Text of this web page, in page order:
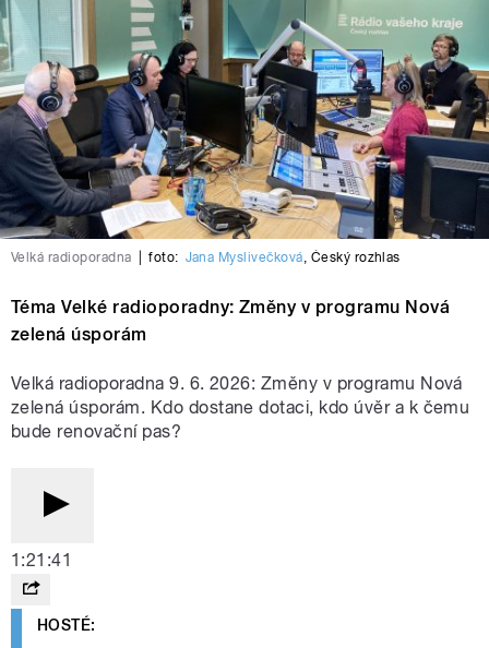
Velká radioporadna foto: Jana Myslivečková, Český rozhlas
Téma Velké radioporadny: Změny v programu Nová
zelená úsporám
Velká radioporadna 9. 6. 2026: Změny v programu Nová
zelená úsporám. Kdo dostane dotaci, kdo úvěr a k čemu
bude renovační pas?
1:21:41
HOSTÉ: